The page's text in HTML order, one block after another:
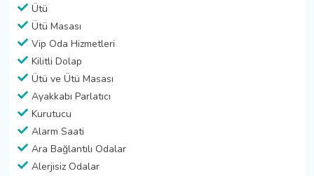
Ütü
Ütü Masası
Vip Oda Hizmetleri
Kilitli Dolap
Ütü ve Ütü Masası
Ayakkabı Parlatıcı
Kurutucu
Alarm Saati
Ara Bağlantılı Odalar
Alerjisiz Odalar